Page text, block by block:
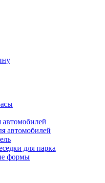
автомобилей
автомобилей
для парка
формы